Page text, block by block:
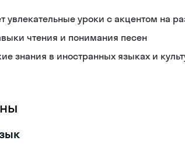
увлекательные уроки с акцентом на
чтения и понимания песен
знания в иностранных языках и